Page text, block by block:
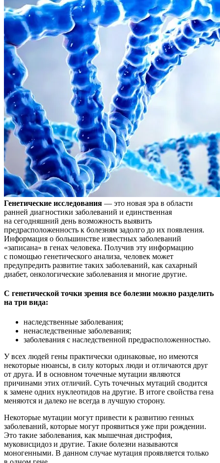
Генетические исследования — это новая эра в области
ранней диагностики заболеваний и единственная
на сегодняшний день возможность выявить
предрасположенность к болезням задолго до их появления.
Информация о большинстве известных заболеваний
«записана» в генах человека. Получив эту информацию
с помощью генетического анализа, человек может
предупредить развитие таких заболеваний, как сахарный
диабет, онкологические заболевания и многие другие.
С генетической точки зрения все болезни можно разделить
на три вида:
наследственные заболевания;
ненаследственные заболевания;
заболевания с наследственной предрасположенностью.
У всех людей гены практически одинаковые, но имеются
некоторые нюансы, в силу которых люди и отличаются друг
от друга. И в основном точечные мутации являются
причинами этих отличий. Суть точечных мутаций сводится
к замене одних нуклеотидов на другие. В итоге свойства гена
меняются и далеко не всегда в лучшую сторону.
Некоторые мутации могут привести к развитию генных
заболеваний, которые могут проявиться уже при рождении.
Это такие заболевания, как мышечная дистрофия,
муковисцидоз и другие. Такие болезни называются
моногенными. В данном случае мутация проявляется только